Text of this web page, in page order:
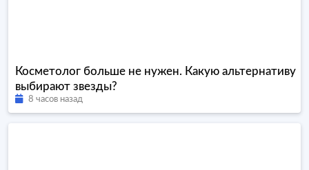
Косметолог больше не нужен. Какую альтернативу
выбирают звезды?
8 часов назад